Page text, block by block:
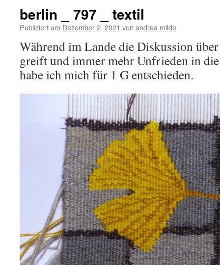
berlin _ 797 _ textil
Publiziert am Dezember 2, 2021 von andrea milde
Während im Lande die Diskussion
greift und immer mehr Unfrieden in
habe ich mich für 1 G entschieden.